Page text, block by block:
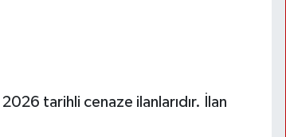
tarihli cenaze ilanlarıdır. İlan